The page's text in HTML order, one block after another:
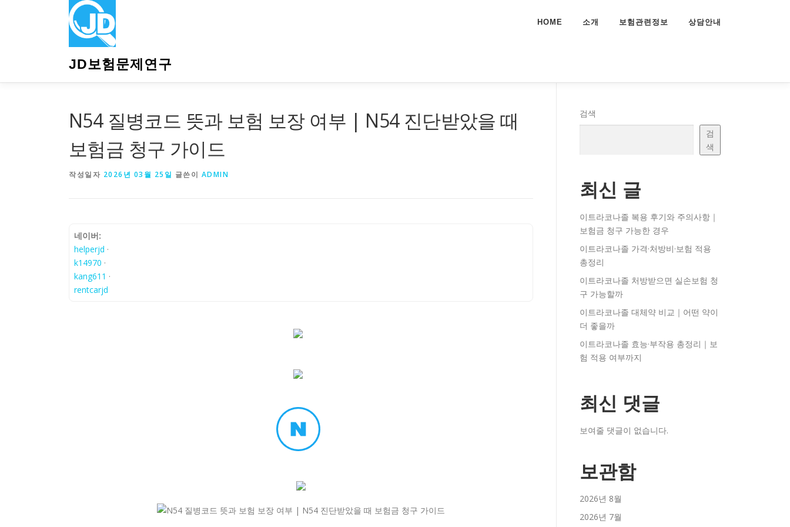
JD보험문제연구
HOME 소개 보험관련정보 상담안내
N54 질병코드 뜻과 보험 보장 여부 | N54 진단받았을 때
보험금 청구 가이드
작성일자 2026년 03월 25일 글쓴이 ADMIN
네이버:
helperjd ·
k14970 ·
kang611 ·
rentcarjd
검색
검
색
최신 글
이트라코나졸 복용 후기와 주의사항｜
보험금 청구 가능한 경우
이트라코나졸 가격·처방비·보험 적용
총정리
이트라코나졸 처방받으면 실손보험 청
구 가능할까
이트라코나졸 대체약 비교｜어떤 약이
더 좋을까
이트라코나졸 효능·부작용 총정리｜보
험 적용 여부까지
최신 댓글
보여줄 댓글이 없습니다.
보관함
2026년 8월
2026년 7월